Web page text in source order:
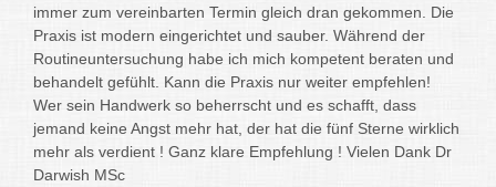
immer zum vereinbarten Termin gleich dran gekommen. Die
Praxis ist modern eingerichtet und sauber. Während der
Routineuntersuchung habe ich mich kompetent beraten und
behandelt gefühlt. Kann die Praxis nur weiter empfehlen!
Wer sein Handwerk so beherrscht und es schafft, dass
jemand keine Angst mehr hat, der hat die fünf Sterne wirklich
mehr als verdient ! Ganz klare Empfehlung ! Vielen Dank Dr
Darwish MSc